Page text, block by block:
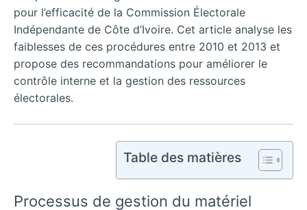
pour l’efficacité de la Commission Électorale
Indépendante de Côte d’Ivoire. Cet article analyse les
faiblesses de ces procédures entre 2010 et 2013 et
propose des recommandations pour améliorer le
contrôle interne et la gestion des ressources
électorales.
Table des matières
Processus de gestion du matériel